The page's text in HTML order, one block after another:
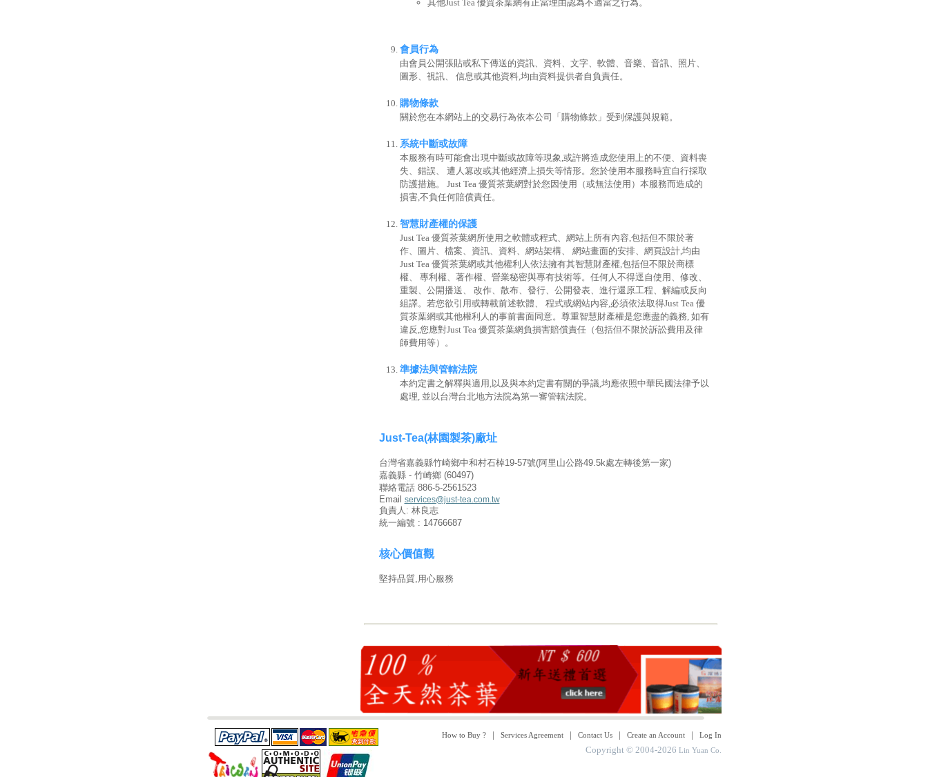
其他Just Tea 優質茶葉網有正當理由認為不適當之行為。
會員行為
由會員公開張貼或私下傳送的資訊、資料、文字、軟體、音樂、音訊、照片、
圖形、視訊、 信息或其他資料,均由資料提供者自負責任。
購物條款
關於您在本網站上的交易行為依本公司「購物條款」受到保護與規範。
系統中斷或故障
本服務有時可能會出現中斷或故障等現象,或許將造成您使用上的不便、資料喪
失、錯誤、 遭人篡改或其他經濟上損失等情形。您於使用本服務時宜自行採取
防護措施。 Just Tea 優質茶葉網對於您因使用（或無法使用）本服務而造成的
損害,不負任何賠償責任。
智慧財產權的保護
Just Tea 優質茶葉網所使用之軟體或程式、網站上所有內容,包括但不限於著
作、圖片、檔案、資訊、資料、網站架構、 網站畫面的安排、網頁設計,均由
Just Tea 優質茶葉網或其他權利人依法擁有其智慧財產權,包括但不限於商標
權、 專利權、著作權、營業秘密與專有技術等。任何人不得逕自使用、修改、
重製、公開播送、 改作、散布、發行、公開發表、進行還原工程、解編或反向
組譯。若您欲引用或轉載前述軟體、 程式或網站內容,必須依法取得Just Tea 優
質茶葉網或其他權利人的事前書面同意。尊重智慧財產權是您應盡的義務, 如有
違反,您應對Just Tea 優質茶葉網負損害賠償責任（包括但不限於訴訟費用及律
師費用等）。
準據法與管轄法院
本約定書之解釋與適用,以及與本約定書有關的爭議,均應依照中華民國法律予以
處理, 並以台灣台北地方法院為第一審管轄法院。
Just-Tea(林園製茶)廠址
台灣省嘉義縣竹崎鄉中和村石棹19-57號(阿里山公路49.5k處左轉後第一家)
嘉義縣 - 竹崎鄉 (60497)
聯絡電話 886-5-2561523
Email services@just-tea.com.tw
負責人: 林良志
統一編號 : 14766687
核心價值觀
堅持品質,用心服務
How to Buy ?| Services Agreement| Contact Us| Create an Account| Log In
Copyright © 2004-2026 Lin Yuan Co.